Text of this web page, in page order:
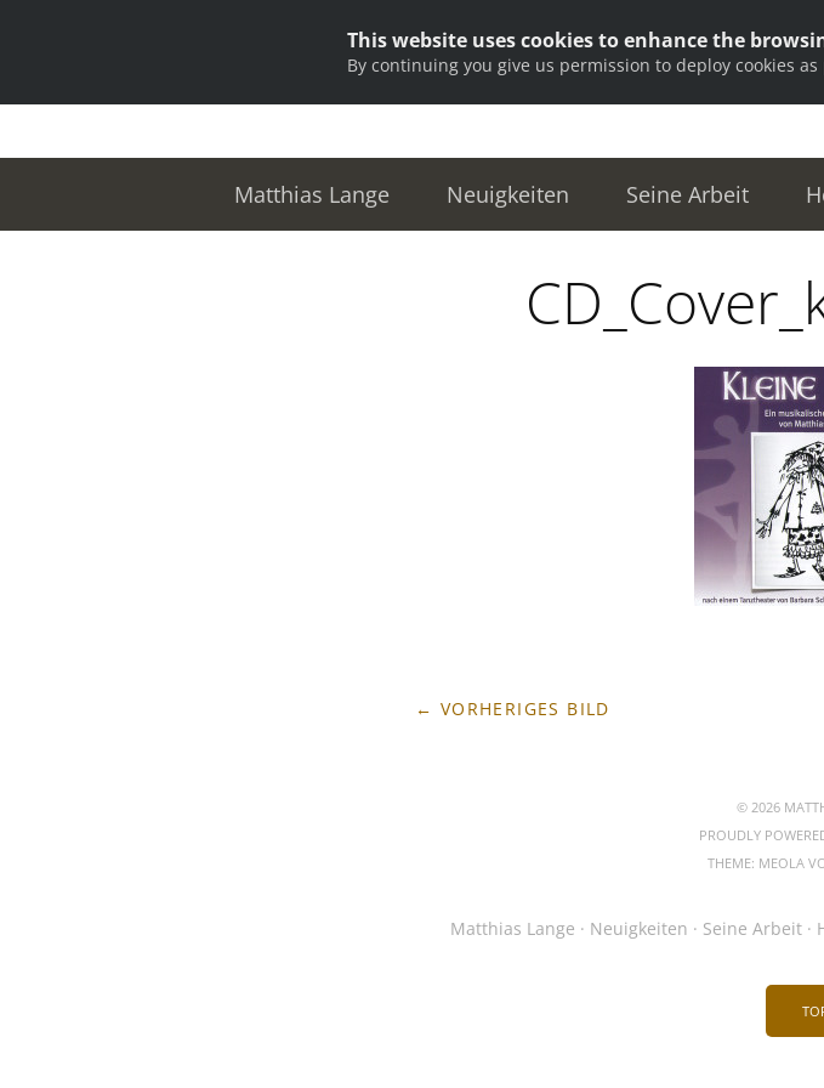
Matthias Lange Neuigkeiten Seine Arbeit
← VORHERIGES BILD
© 2026
PROUDLY
THEME: MEOLA
Matthias Lange Neuigkeiten Seine Arbeit
This website uses cookies to enhance the
By continuing you give us permission to deploy cookies